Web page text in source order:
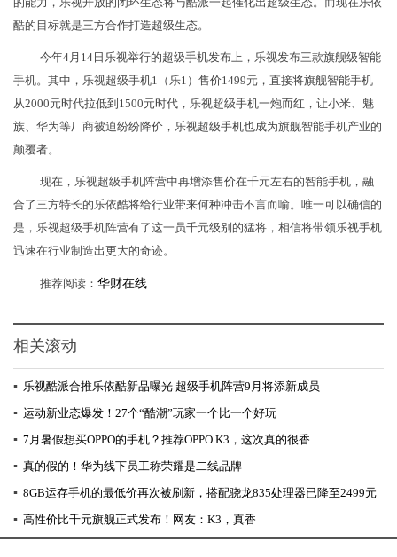
酷的目标就是三方合作打造超级生态。
今年4月14日乐视举行的超级手机发布上，乐视发布三款旗舰级智能
手机。其中，乐视超级手机1（乐1）售价1499元，直接将旗舰智能手机
从2000元时代拉低到1500元时代，乐视超级手机一炮而红，让小米、魅
族、华为等厂商被迫纷纷降价，乐视超级手机也成为旗舰智能手机产业的
颠覆者。
现在，乐视超级手机阵营中再增添售价在千元左右的智能手机，融
合了三方特长的乐依酷将给行业带来何种冲击不言而喻。唯一可以确信的
是，乐视超级手机阵营有了这一员千元级别的猛将，相信将带领乐视手机
迅速在行业制造出更大的奇迹。
推荐阅读： 华财在线
相关滚动
▪ 乐视酷派合推乐依酷新品曝光 超级手机阵营9月将添新成员
▪ 运动新业态爆发！27个“酷潮”玩家一个比一个好玩
▪ 7月暑假想买OPPO的手机？推荐OPPO K3，这次真的很香
▪ 真的假的！华为线下员工称荣耀是二线品牌
▪ 8GB运存手机的最低价再次被刷新，搭配骁龙835处理器已降至2499元
▪ 高性价比千元旗舰正式发布！网友：K3，真香